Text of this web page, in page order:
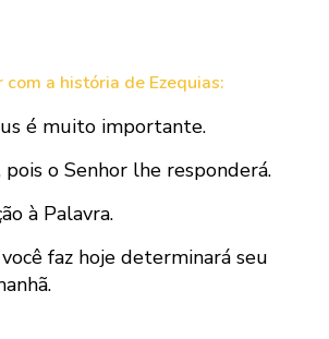
a história de Ezequias:
é muito importante.
o Senhor lhe responderá.
à Palavra.
faz hoje determinará seu